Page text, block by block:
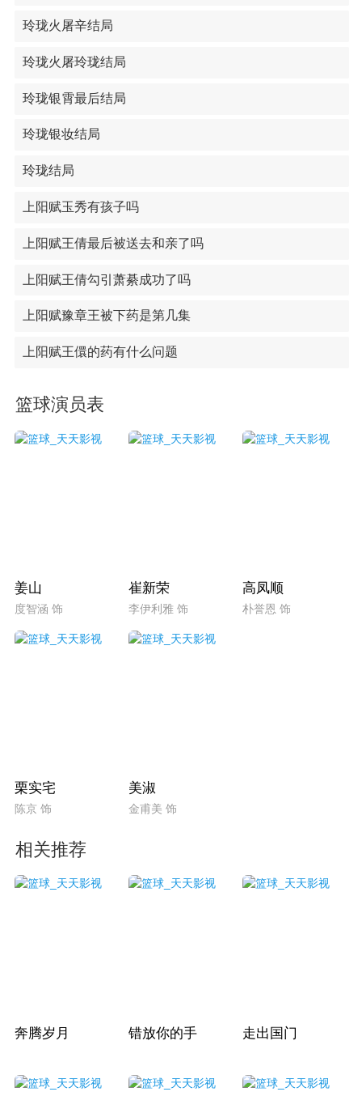
玲珑火屠辛结局
玲珑火屠玲珑结局
玲珑银霄最后结局
玲珑银妆结局
玲珑结局
上阳赋玉秀有孩子吗
上阳赋王倩最后被送去和亲了吗
上阳赋王倩勾引萧綦成功了吗
上阳赋豫章王被下药是第几集
上阳赋王儇的药有什么问题
篮球演员表
姜山
度智涵 饰
崔新荣
李伊利雅 饰
高凤顺
朴誉恩 饰
栗实宅
陈京 饰
美淑
金甫美 饰
相关推荐
奔腾岁月 错放你的手 走出国门